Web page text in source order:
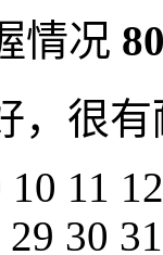
情况
，很
10 11
29 30